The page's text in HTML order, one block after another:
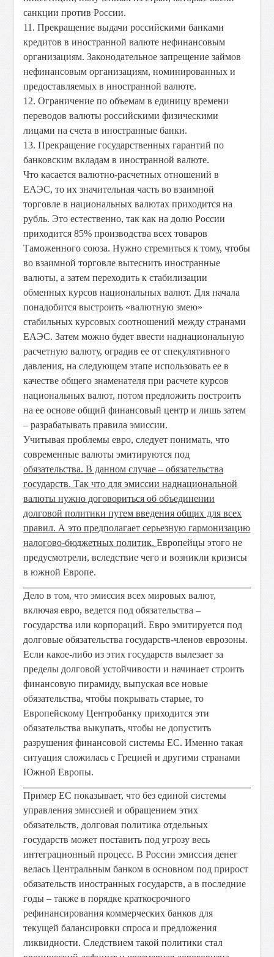
санкции против России.
11. Прекращение выдачи российскими банками
кредитов в иностранной валюте нефинансовым
организациям. Законодательное запрещение займов
нефинансовым организациям, номинированных и
предоставляемых в иностранной валюте.
12. Ограничение по объемам в единицу времени
переводов валюты российскими физическими
лицами на счета в иностранные банки.
13. Прекращение государственных гарантий по
банковским вкладам в иностранной валюте.
Что касается валютно-расчетных отношений в
ЕАЭС, то их значительная часть во взаимной
торговле в национальных валютах приходится на
рубль. Это естественно, так как на долю России
приходится 85% производства всех товаров
Таможенного союза. Нужно стремиться к тому, чтобы
во взаимной торговле вытеснить иностранные
валюты, а затем переходить к стабилизации
обменных курсов национальных валют. Для начала
понадобится выстроить «валютную змею»
стабильных курсовых соотношений между странами
ЕАЭС. Затем можно будет ввести наднациональную
расчетную валюту, оградив ее от спекулятивного
давления, на следующем этапе использовать ее в
качестве общего знаменателя при расчете курсов
национальных валют, потом предложить построить
на ее основе общий финансовый центр и лишь затем
– разрабатывать правила эмиссии.
Учитывая проблемы евро, следует понимать, что
современные валюты эмитируются под
обязательства. В данном случае – обязательства
государств. Так что для эмиссии наднациональной
валюты нужно договориться об объединении
долговой политики путем введения общих для всех
правил. А это предполагает серьезную гармонизацию
налогово-бюджетных политик.Европейцы этого не
предусмотрели, вследствие чего и возникли кризисы
в южной Европе.
Дело в том, что эмиссия всех мировых валют,
включая евро, ведется под обязательства –
государства или корпораций. Евро эмитируется под
долговые обязательства государств-членов еврозоны.
Если какое-либо из этих государств вылезает за
пределы долговой устойчивости и начинает строить
финансовую пирамиду, выпуская все новые
обязательства, чтобы покрывать старые, то
Европейскому Центробанку приходится эти
обязательства выкупать, чтобы не допустить
разрушения финансовой системы ЕС. Именно такая
ситуация сложилась с Грецией и другими странами
Южной Европы.
Пример ЕС показывает, что без единой системы
управления эмиссией и обращением этих
обязательств, долговая политика отдельных
государств может поставить под угрозу весь
интеграционный процесс. В России эмиссия денег
велась Центральным банком в основном под прирост
обязательств иностранных государств, а в последние
годы – также в порядке краткосрочного
рефинансирования коммерческих банков для
текущей балансировки спроса и предложения
ликвидности. Следствием такой политики стал